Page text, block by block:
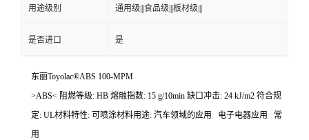
用途级别 通用级|||食品级|||板材级|||
是否进口 是
东丽Toyolac®ABS 100-MPM
>ABS< 阻燃等级: HB 熔融指数: 15 g/10min 缺口冲击: 24 kJ/m2 符合规
定: UL材料特性: 可喷涂材料用途: 汽车领域的应用 电子电器应用 常
用